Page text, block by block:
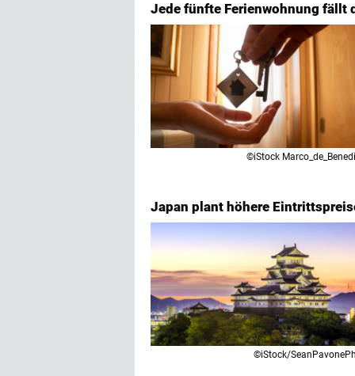
Jede fünfte Ferienwohnung fällt
©iStock
Japan plant höhere
©iStock/